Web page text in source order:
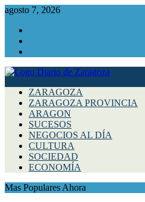
agosto 7, 2026
ZARAGOZA
ZARAGOZA PROVINCIA
ARAGON
SUCESOS
NEGOCIOS AL DÍA
CULTURA
SOCIEDAD
ECONOMÍA
Mas Populares Ahora